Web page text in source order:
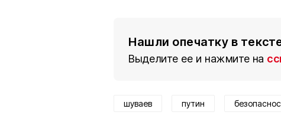
Нашли опечатку в
Выделите ее и нажмите на
шуваев путин